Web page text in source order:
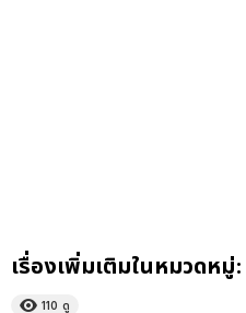
เรื่องเพิ่มเติมในหมวดหมู่:
110 ดู